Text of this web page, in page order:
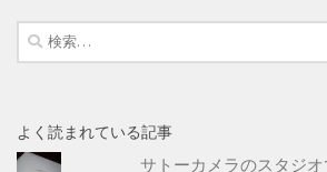
検
索:
よく読まれている記事
サトーカメラのスタジ